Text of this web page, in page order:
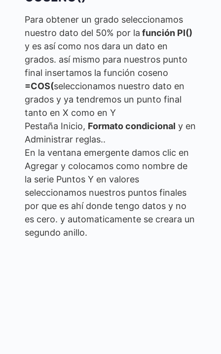
Para obtener un grado seleccionamos
nuestro dato del 50% por la función PI()
y es así como nos dara un dato en
grados. así mismo para nuestros punto
final insertamos la función coseno
=COS(seleccionamos nuestro dato en
grados y ya tendremos un punto final
tanto en X como en Y
Pestaña Inicio, Formato condicional y en
Administrar reglas..
En la ventana emergente damos clic en
Agregar y colocamos como nombre de
la serie Puntos Y en valores
seleccionamos nuestros puntos finales
por que es ahí donde tengo datos y no
es cero. y automaticamente se creara un
segundo anillo.